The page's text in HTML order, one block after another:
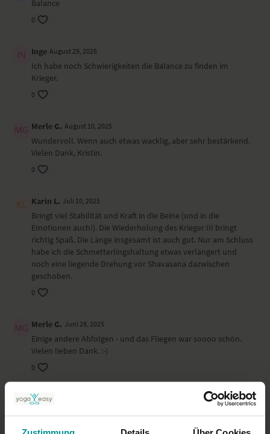
Zustimmung Details Über Cookies
Balance
0
Inge August 29, 2025
Ich habe noch Schwierigkeiten die Balance zu finden im
Krieger.
0
Merle G. August 10, 2025
Wundervoll. Wenn auch etwas wacklig, aber sehr bestärkend.
Vielen Dank, Kristin.
0
Karin L. Juli 10, 2025
Bringt viel Stabilität und Kraft in die Beine (und in die
Emotionen auch!). Die Wiederholung des Krieger III bringt
richtig Spaß. Die Länge insgesamt ist auch gut. Nur am Schluss
habe ich die Schmetterlingshaltung etwas verlängert und
noch eine liegende Drehung vor Shavasana dazwischen
geschoben.
0
Merle G. Juni 28, 2025
Einige andere Abfolgen - und das Fliegen war soooo schön.
Vielen lieben Dank. :-)
0
Claudia H.
Bewegungen, insgesamt sehr interessant. Für mich persönlich